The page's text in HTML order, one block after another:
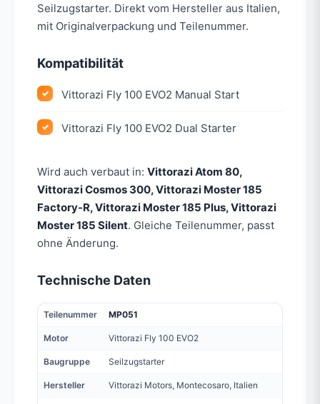
Seilzugstarter. Direkt vom Hersteller aus Italien,
mit Originalverpackung und Teilenummer.
Kompatibilität
Vittorazi Fly 100 EVO2 Manual Start
Vittorazi Fly 100 EVO2 Dual Starter
Wird auch verbaut in: Vittorazi Atom 80,
Vittorazi Cosmos 300, Vittorazi Moster 185
Factory-R, Vittorazi Moster 185 Plus, Vittorazi
Moster 185 Silent. Gleiche Teilenummer, passt
ohne Änderung.
Technische Daten
Teilenummer MP051
Motor Vittorazi Fly 100 EVO2
Baugruppe Seilzugstarter
Hersteller Vittorazi Motors, Montecosaro, Italien